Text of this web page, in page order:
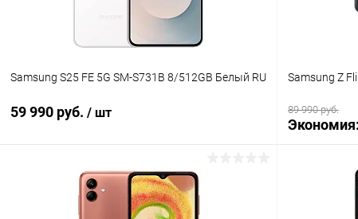
Samsung S25 FE 5G SM-S731B 8/512GB Белый RU
59 990 руб. / шт
В корзину
Samsung Z
89 990 руб.
Экономия: